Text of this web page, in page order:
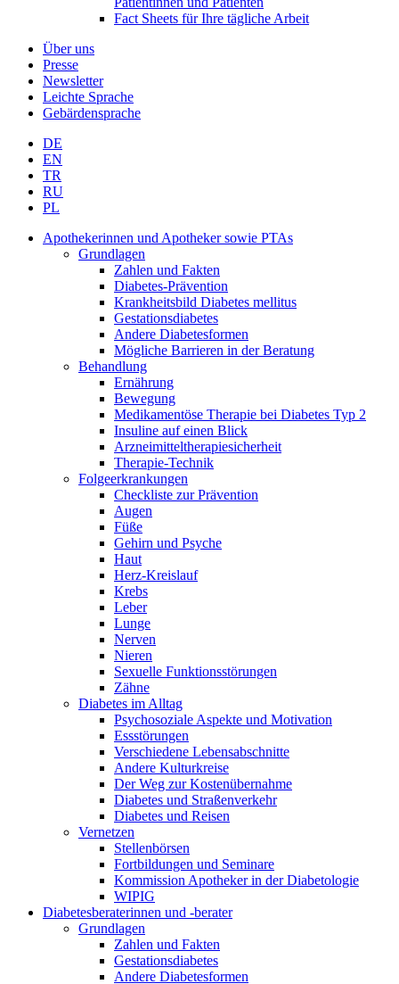
Fact Sheets für Ihre tägliche Arbeit
Über uns
Presse
Newsletter
Leichte Sprache
Gebärdensprache
DE
EN
TR
RU
PL
Apothekerinnen und Apotheker sowie PTAs
Grundlagen
Zahlen und Fakten
Diabetes-Prävention
Krankheitsbild Diabetes mellitus
Gestationsdiabetes
Andere Diabetesformen
Mögliche Barrieren in der Beratung
Behandlung
Ernährung
Bewegung
Medikamentöse Therapie bei Diabetes Typ 2
Insuline auf einen Blick
Arzneimitteltherapie­sicherheit
Therapie-Technik
Fol­ge­er­kran­kun­gen
Checkliste zur Prävention
Augen
Füße
Gehirn und Psyche
Haut
Herz-Kreislauf
Krebs
Leber
Lunge
Nerven
Nieren
Sexuelle Funktionsstörungen
Zähne
Diabetes im Alltag
Psychosoziale Aspekte und Motivation
Essstörungen
Verschiedene Lebensabschnitte
Andere Kulturkreise
Der Weg zur Kostenübernahme
Diabetes und Straßenverkehr
Diabetes und Reisen
Vernetzen
Stellenbörsen
Fortbildungen und Seminare
Kommission Apotheker in der Diabetologie
WIPIG
Diabetesberaterinnen und -berater
Grundlagen
Zahlen und Fakten
Gestationsdiabetes
Andere Diabetesformen